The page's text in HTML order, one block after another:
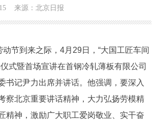
政策解读 回应关切
专题公开
来源：北京日报
节到来之际，4月29日，“大国工匠车间
式暨首场宣讲在首钢冷轧薄板有限公司
书记尹力出席并讲话。他强调，要深入
察北京重要讲话精神，大力弘扬劳模精
精神，激励广大职工爱岗敬业、实干奋